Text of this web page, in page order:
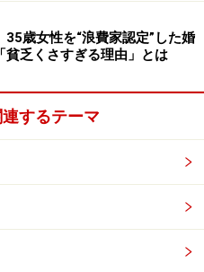
35歳女性を“浪費家認定”した婚
貧乏くさすぎる理由」とは
するテーマ